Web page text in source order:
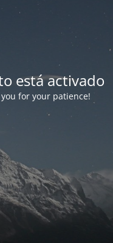
está activado
for your patience!